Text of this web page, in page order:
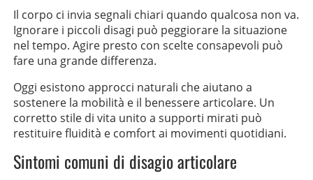
Il corpo ci invia segnali chiari quando qualcosa non va.
Ignorare i piccoli disagi può peggiorare la situazione
nel tempo. Agire presto con scelte consapevoli può
fare una grande differenza.
Oggi esistono approcci naturali che aiutano a
sostenere la mobilità e il benessere articolare. Un
corretto stile di vita unito a supporti mirati può
restituire fluidità e comfort ai movimenti quotidiani.
Sintomi comuni di disagio articolare